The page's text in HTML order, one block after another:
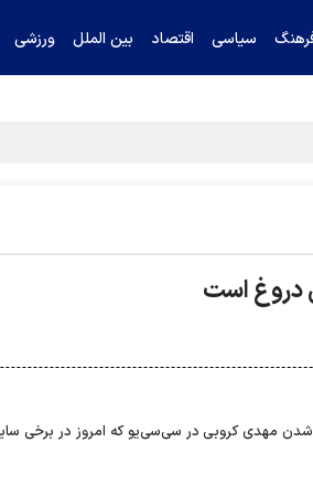
سیاسی اقتصاد بین الملل ورزشی
پزشکیان را تکذیب کرد
دروغ است
مهدی كروبی در سی‌سی‌یو كه امروز در برخی